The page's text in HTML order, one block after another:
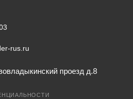
rus.ru
проезд д.8